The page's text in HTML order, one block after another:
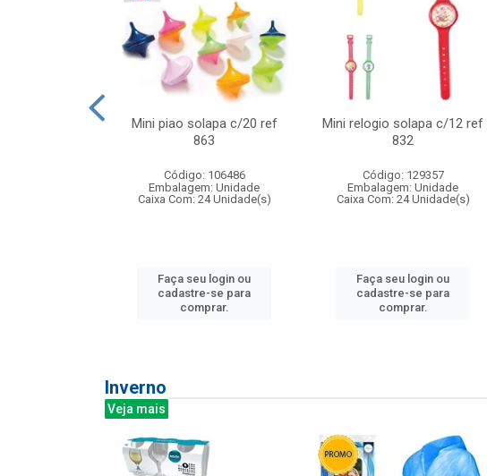
Mini piao solapa c/20 ref
863
Código: 106486
Embalagem: Unidade
Caixa Com: 24 Unidade(s)
Faça seu login ou
cadastre-se para
comprar.
Mini relogio solapa c/12 ref
832
Código: 129357
Embalagem: Unidade
Caixa Com: 24 Unidade(s)
Faça seu login ou
cadastre-se para
comprar.
Inverno
Veja mais